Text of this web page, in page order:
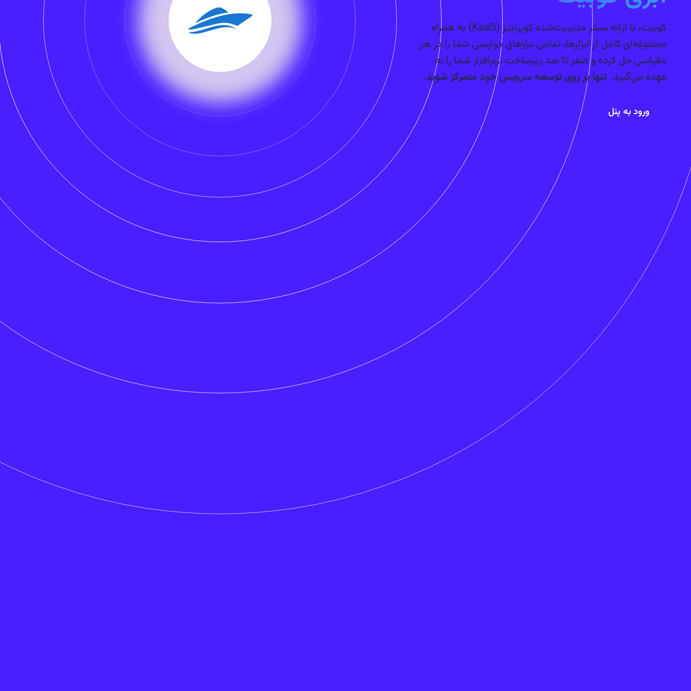
کوبیت، با ارائه بستر مدیریت‌شده کوبرنتیز (KaaS) به همراه
مجموعه‌ای کامل از ابزارها، تمامی نیازهای دواپسی شما را در هر
مقیاسی حل کرده و صفر تا صد زیرساخت نرم‌افزار شما را به
عهده می‌گیرد. تنها بر روی توسعه سرویس خود متمرکز شوید.
ورود به پنل